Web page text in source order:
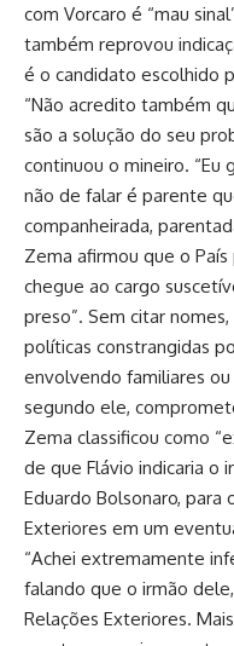
com Vorcaro é “mau
também reprovou
é o candidato escolhido
“Não acredito também
são a solução do seu
continuou o mineiro.
não de falar é parente
companheirada,
Zema afirmou que o
chegue ao cargo
preso”. Sem citar
políticas constrangidas
envolvendo familiares
segundo ele,
Zema classificou como
de que Flávio indicaria o
Eduardo Bolsonaro, para
Exteriores em um
“Achei extremamente
falando que o irmão
Relações Exteriores.